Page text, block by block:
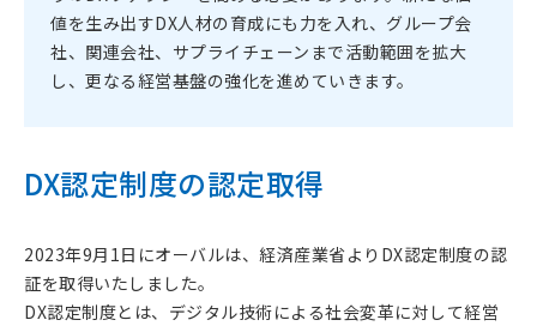
値を生み出すDX人材の育成にも力を入れ、グループ会
社、関連会社、サプライチェーンまで活動範囲を拡大
し、更なる経営基盤の強化を進めていきます。
DX認定制度の認定取得
2023年9月1日にオーバルは、経済産業省よりDX認定制度の認
証を取得いたしました。
DX認定制度とは、デジタル技術による社会変革に対して経営